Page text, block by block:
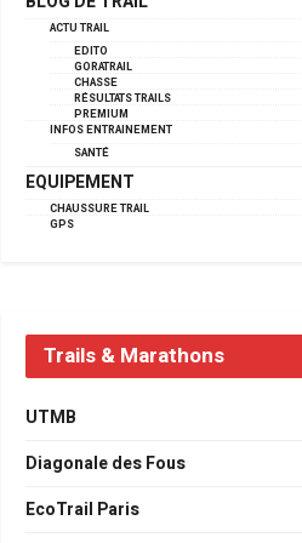
ACTU TRAIL
EDITO
GORATRAIL
CHASSE
RÉSULTATS TRAILS
PREMIUM
INFOS ENTRAINEMENT
SANTÉ
EQUIPEMENT
CHAUSSURE TRAIL
GPS
Trails & Marathons
UTMB
Diagonale des Fous
EcoTrail Paris